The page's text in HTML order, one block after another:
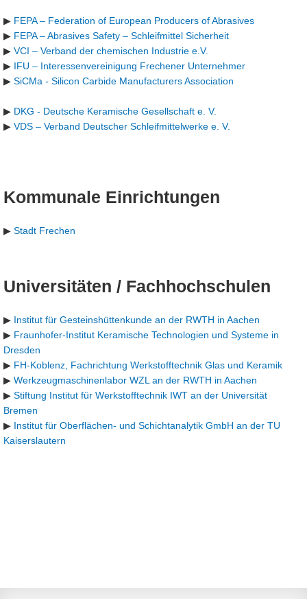
▶ FEPA – Federation of European Producers of Abrasives
▶ FEPA – Abrasives Safety – Schleifmittel Sicherheit
▶ VCI – Verband der chemischen Industrie e.V.
▶ IFU – Interessenvereinigung Frechener Unternehmer
▶ SiCMa - Silicon Carbide Manufacturers Association
▶ DKG - Deutsche Keramische Gesellschaft e. V.
▶ VDS – Verband Deutscher Schleifmittelwerke e. V.
Kommunale Einrichtungen
▶ Stadt Frechen
Universitäten / Fachhochschulen
▶ Institut für Gesteinshüttenkunde an der RWTH in Aachen
▶ Fraunhofer-Institut Keramische Technologien und Systeme in
Dresden
▶ FH-Koblenz, Fachrichtung Werkstofftechnik Glas und Keramik
▶ Werkzeugmaschinenlabor WZL an der RWTH in Aachen
▶ Stiftung Institut für Werkstofftechnik IWT an der Universität
Bremen
▶ Institut für Oberflächen- und Schichtanalytik GmbH an der TU
Kaiserslautern